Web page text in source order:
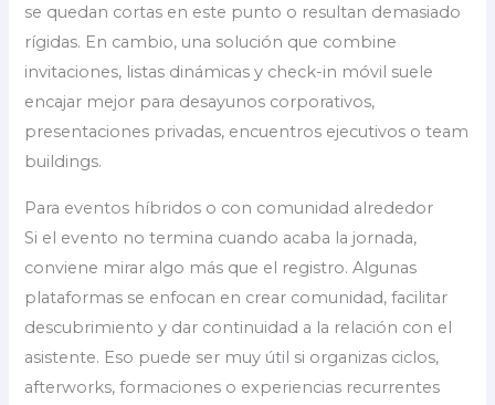
se quedan cortas en este punto o resultan demasiado
rígidas. En cambio, una solución que combine
invitaciones, listas dinámicas y check-in móvil suele
encajar mejor para desayunos corporativos,
presentaciones privadas, encuentros ejecutivos o team
buildings.
Para eventos híbridos o con comunidad alrededor
Si el evento no termina cuando acaba la jornada,
conviene mirar algo más que el registro. Algunas
plataformas se enfocan en crear comunidad, facilitar
descubrimiento y dar continuidad a la relación con el
asistente. Eso puede ser muy útil si organizas ciclos,
afterworks, formaciones o experiencias recurrentes